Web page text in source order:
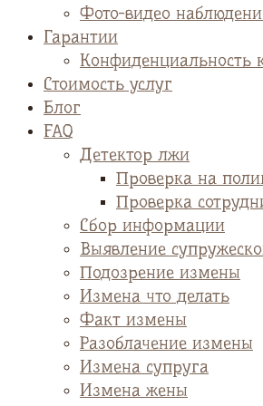
Фото-видео
Гарантии
Конфиденциальность
Стоимость услуг
Блог
FAQ
Детектор лжи
Проверка на
Проверка
Сбор информации
Выявление
Подозрение измены
Измена что делать
Факт измены
Разоблачение измены
Измена супруга
Измена жены